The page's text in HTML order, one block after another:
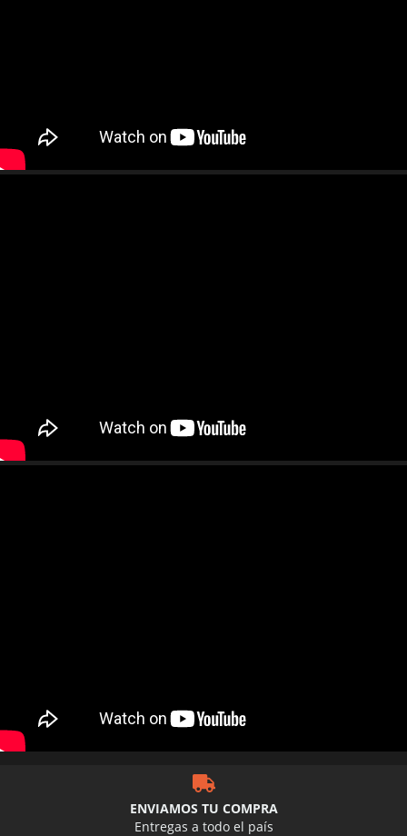
ENVIAMOS TU COMPRA
Entregas a todo el país